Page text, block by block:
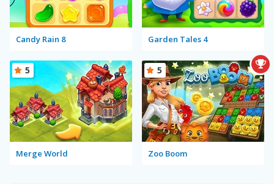
Candy Rain 8 Garden Tales 4
Merge World
5
Zoo Boom
5